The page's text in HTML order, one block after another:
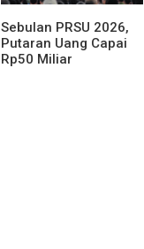
Sebulan PRSU 2026,
Putaran Uang Capai
Rp50 Miliar